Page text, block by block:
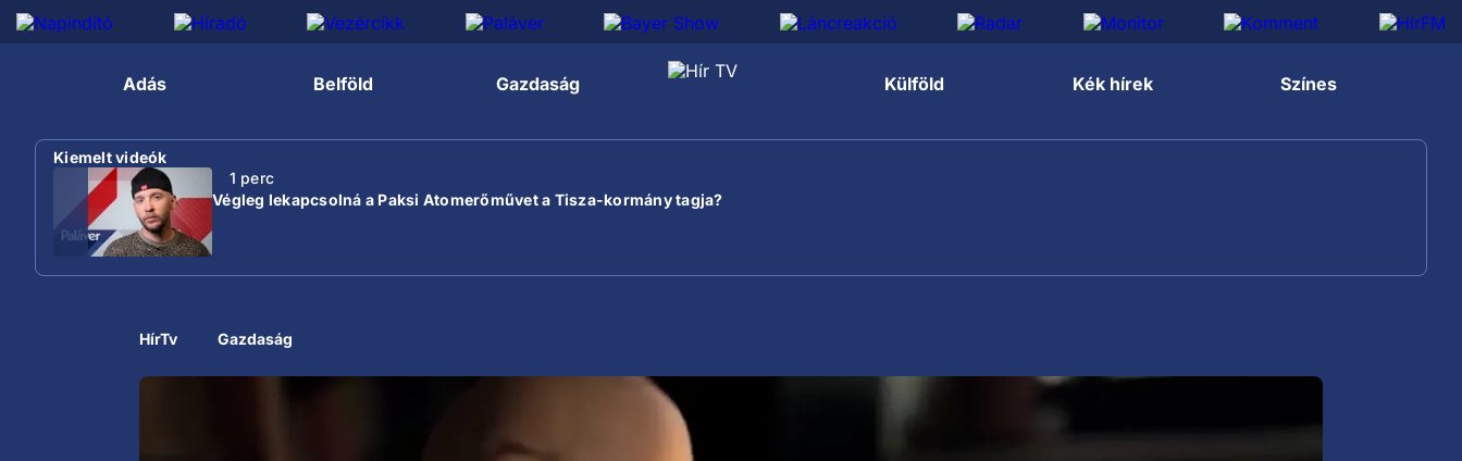
Adás Belföld Gazdaság Külföld Kék hírek Színes
Kiemelt videók
1 perc
Végleg lekapcsolná a Paksi Atomerőművet a Tisza-kormány tagja?
HírTv Gazdaság